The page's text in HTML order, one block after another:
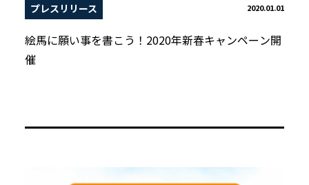
プレスリリース 2020.01.01
絵馬に願い事を書こう！2020年新春キャンペーン開
催